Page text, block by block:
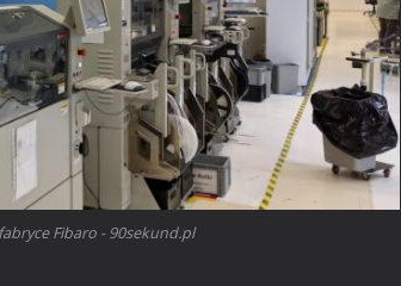
Fibaro - 90sekund.pl